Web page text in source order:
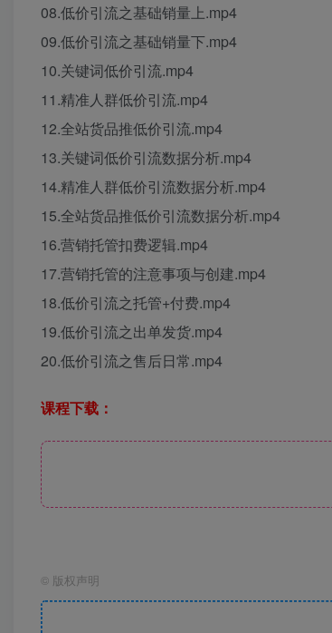
08.低价引流之基础销量上.mp4
09.低价引流之基础销量下.mp4
10.关键词低价引流.mp4
11.精准人群低价引流.mp4
12.全站货品推低价引流.mp4
13.关键词低价引流数据分析.mp4
14.精准人群低价引流数据分析.mp4
15.全站货品推低价引流数据分析.mp4
16.营销托管扣费逻辑.mp4
17.营销托管的注意事项与创建.mp4
18.低价引流之托管+付费.mp4
19.低价引流之出单发货.mp4
20.低价引流之售后日常.mp4
课程下载：
© 版权声明